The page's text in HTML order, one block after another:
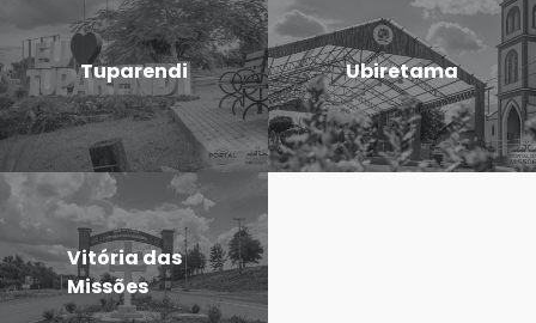
Tuparendi Ubiretama
Vitória das
Missões